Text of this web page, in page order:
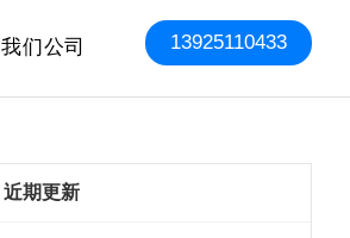
我们公司 13925110433
近期更新